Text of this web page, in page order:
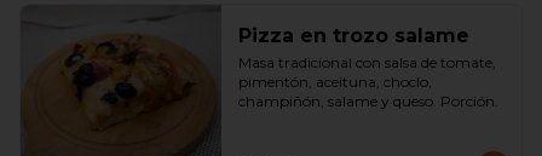
Pizza en trozo salame
Masa tradicional con salsa de tomate,
pimentón, aceituna, choclo,
champiñón, salame y queso. Porción.